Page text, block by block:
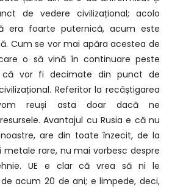
de vedere civilizațional; acolo
era foarte puternică, acum este
Cum se vor mai apăra acestea de
o să vină în continuare peste
că vor fi decimate din punct de
Referitor la recâștigarea
reuși asta doar dacă ne
Avantajul cu Rusia e că nu
are din toate înzecit, de la
metale rare, nu mai vorbesc despre
UE e clar că vrea să ni le
acum 20 de ani; e limpede, deci,